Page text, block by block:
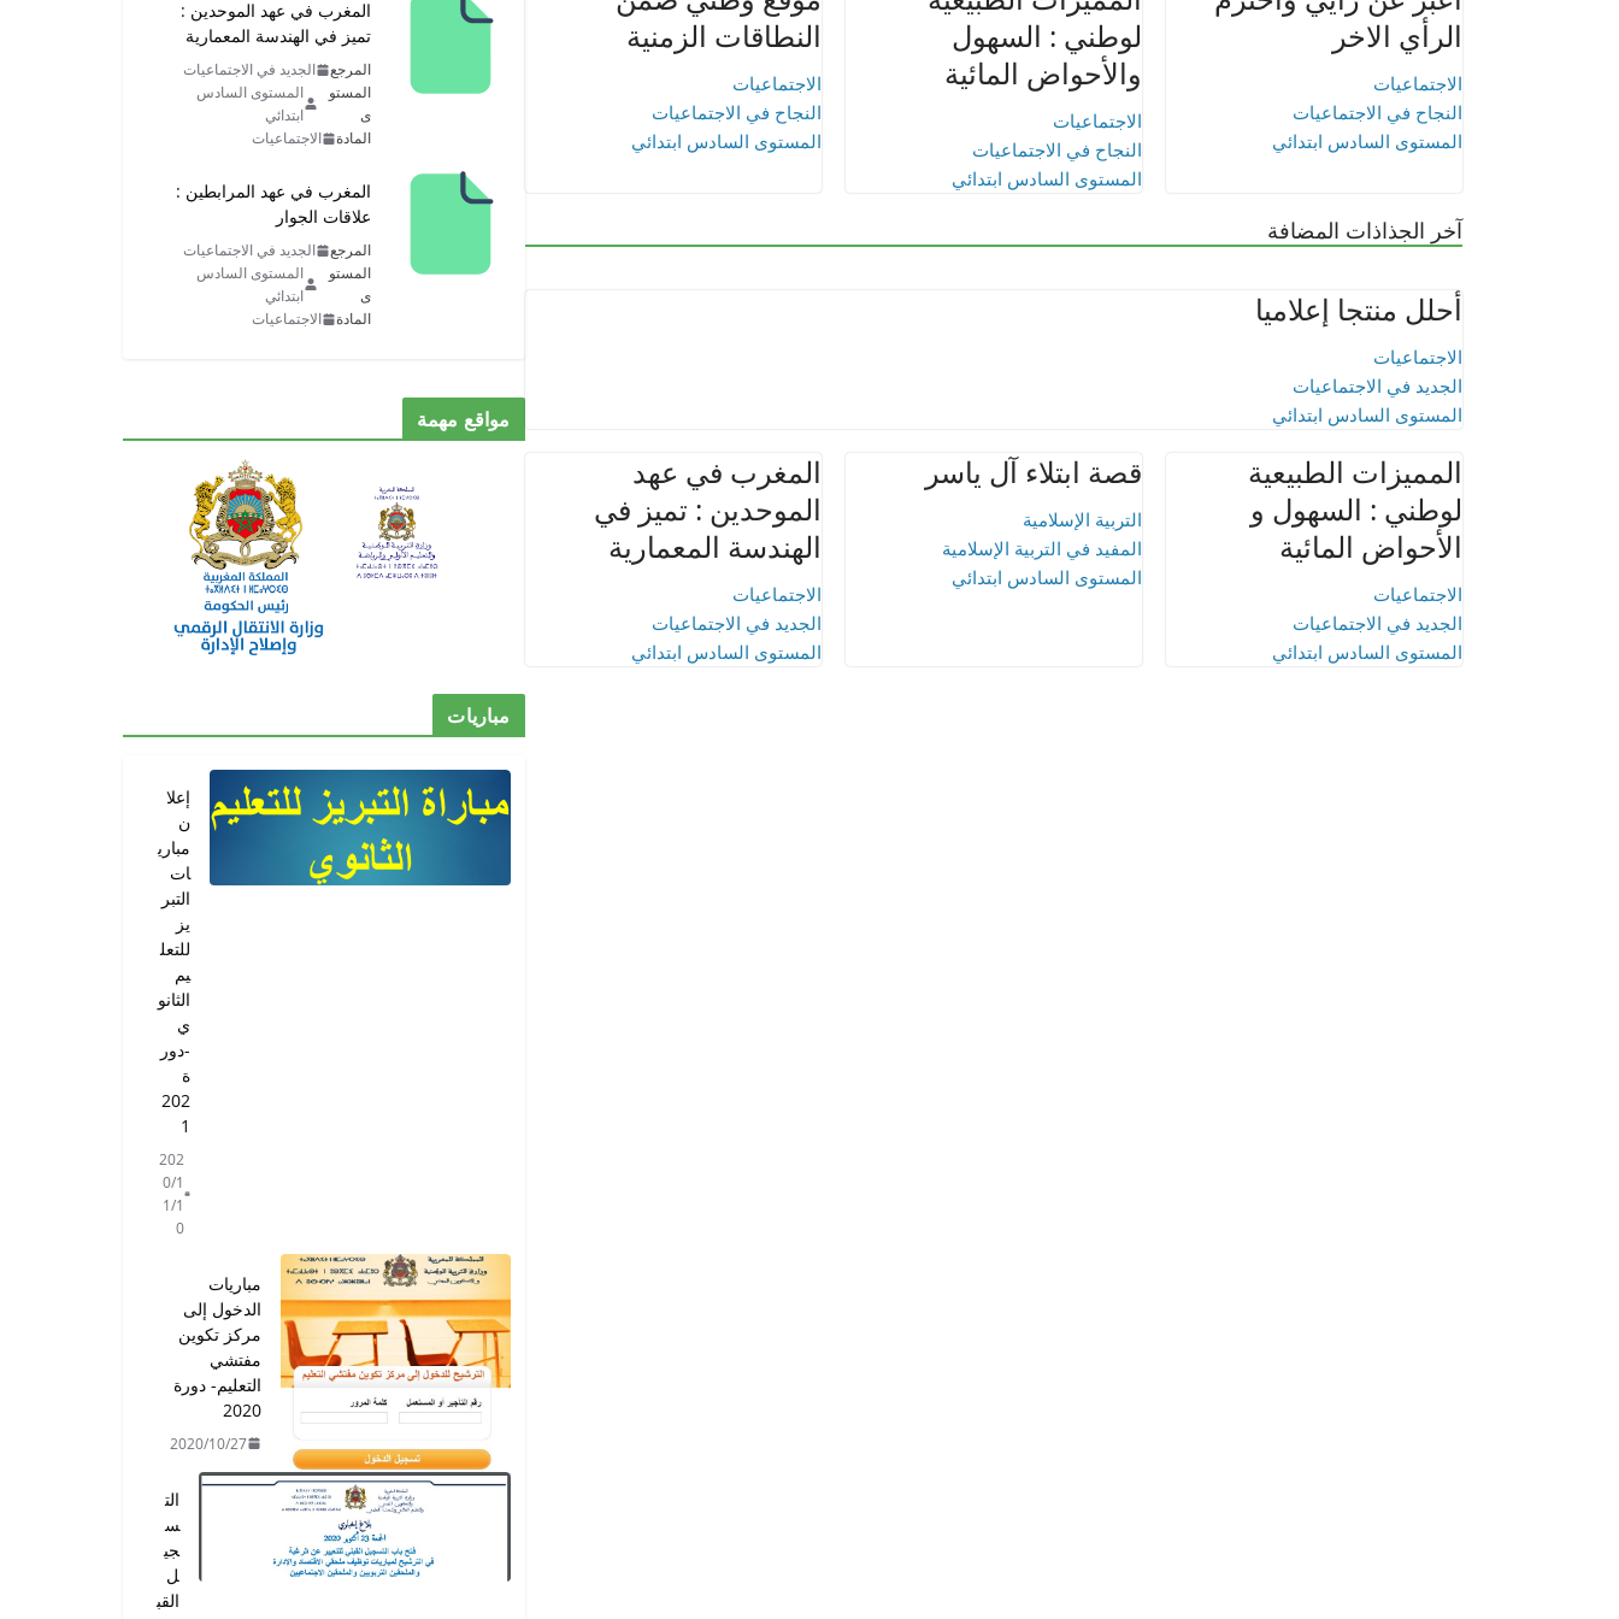
الرأي الاخر
الاجتماعيات
النجاح في الاجتماعيات
المستوى السادس ابتدائي
لوطني : السهول
والأحواض المائية
الاجتماعيات
النجاح في الاجتماعيات
المستوى السادس ابتدائي
النطاقات الزمنية
الاجتماعيات
النجاح في الاجتماعيات
المستوى السادس ابتدائي
آخر الجذاذات المضافة
أحلل منتجا إعلاميا
الاجتماعيات
الجديد في الاجتماعيات
المستوى السادس ابتدائي
المميزات الطبيعية
لوطني : السهول و
الأحواض المائية
الاجتماعيات
الجديد في الاجتماعيات
المستوى السادس ابتدائي
قصة ابتلاء آل ياسر
التربية الإسلامية
المفيد في التربية الإسلامية
المستوى السادس ابتدائي
المغرب في عهد
الموحدين : تميز في
الهندسة المعمارية
الاجتماعيات
الجديد في الاجتماعيات
المستوى السادس ابتدائي
المغرب في عهد الموحدين :
تميز في الهندسة المعمارية
المرجع
الجديد في الاجتماعيات
المستو
ى
المستوى السادس
ابتدائي
المادة
الاجتماعيات
المغرب في عهد المرابطين :
علاقات الجوار
المرجع
الجديد في الاجتماعيات
المستو
ى
المستوى السادس
ابتدائي
المادة
الاجتماعيات
مواقع مهمة
مباريات
إعلا
ن
مباري
ات
التبر
يز
للتعل
يم
الثانو
ي
-دور
ة
202
1
202
0/1
1/1
0
مباريات
الدخول إلى
مركز تكوين
مفتشي
التعليم- دورة
2020
2020/10/27
الت
س
جي
ل
القب